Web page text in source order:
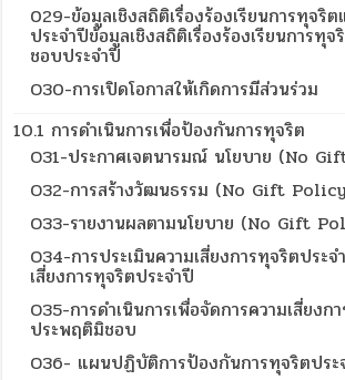
029-ข้อมูลเชิงสถิติเรื่องร้องเรียนการทุจริ
ประจำปีข้อมูลเชิงสถิติเรื่องร้องเรียนการทุ
ชอบประจำปี
O30-การเปิดโอกาสให้เกิดการมีส่วนร่วม
10.1 การดำเนินการเพื่อป้องกันการทุจริต
O31-ประกาศเจตนารมณ์ นโยบาย (No
O32-การสร้างวัฒนธรรม (No Gift
O33-รายงานผลตามนโยบาย (No Gift
O34-การประเมินความเสี่ยงการทุจริตประจ
เสี่ยงการทุจริตประจำปี
O35-การดำเนินการเพื่อจัดการความเสี่ยงก
ประพฤติมิชอบ
O36- แผนปฏิบัติการป้องกันการทุจริตประ